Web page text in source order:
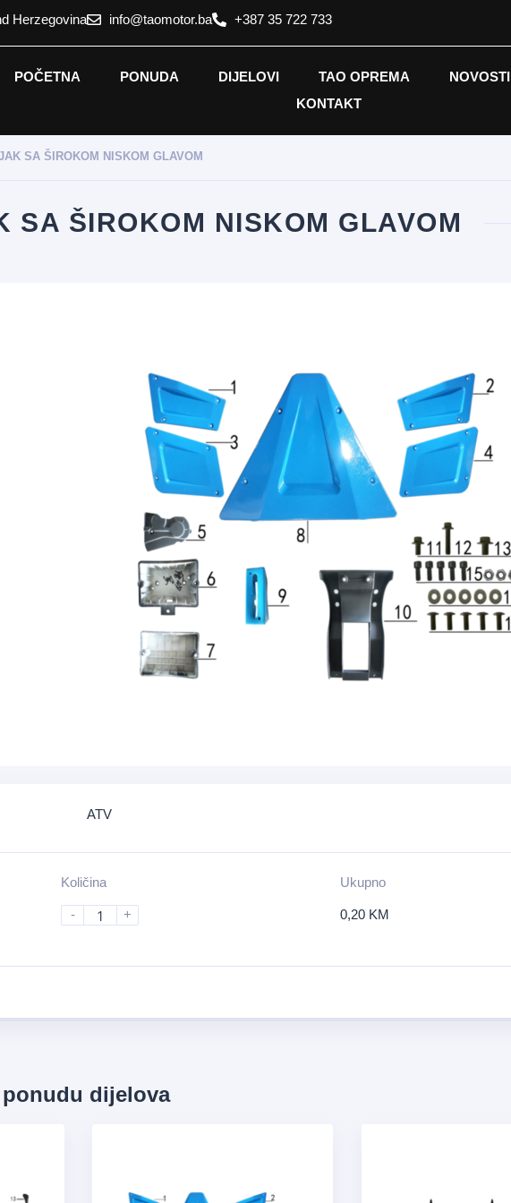
Herzegovina info@taomotor.ba +387 35 722 733
POČETNA PONUDA DIJELOVI TAO OPREMA NOVOSTI
KONTAKT
SA ŠIROKOM NISKOM GLAVOM
SA ŠIROKOM NISKOM GLAVOM
ATV
Količina
- +
Ukupno
0,20 KM
dijelova